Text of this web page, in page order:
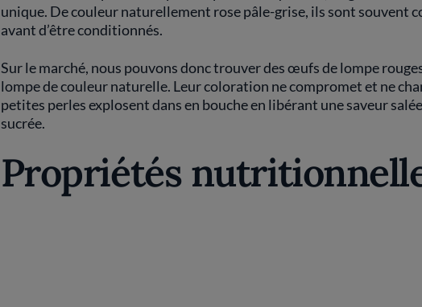
unique. De couleur naturellement rose pâle-grise, ils sont souvent
avant d’être conditionnés.
Sur le marché, nous pouvons donc trouver desœufs de lompe
lompe de couleur naturelle. Leur coloration ne compromet et ne
petites perles explosent dans en bouche en libérant une saveur
sucrée.
Propriétés